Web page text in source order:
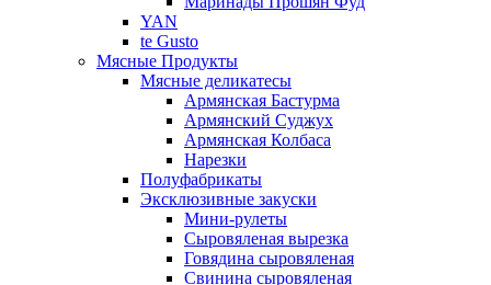
YAN
te Gusto
Мясные Продукты
Мясные деликатесы
Армянская Бастурма
Армянский Суджух
Армянская Колбаса
Нарезки
Полуфабрикаты
Эксклюзивные закуски
Мини-рулеты
Сыровяленая вырезка
Говядина сыровяленая
Свинина сыровяленая